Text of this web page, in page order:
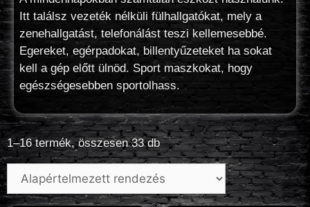
Itt találsz vezeték nélküli fülhallgatókat, mely a
zenehallgatást, telefonálást teszi kellemesebbé.
Egereket, egérpadokat, billentyűzeteket ha sokat
kell a gép előtt ülnöd. Sport maszkokat, hogy
egészségesebben sportolhass.
1–16 termék, összesen 33 db